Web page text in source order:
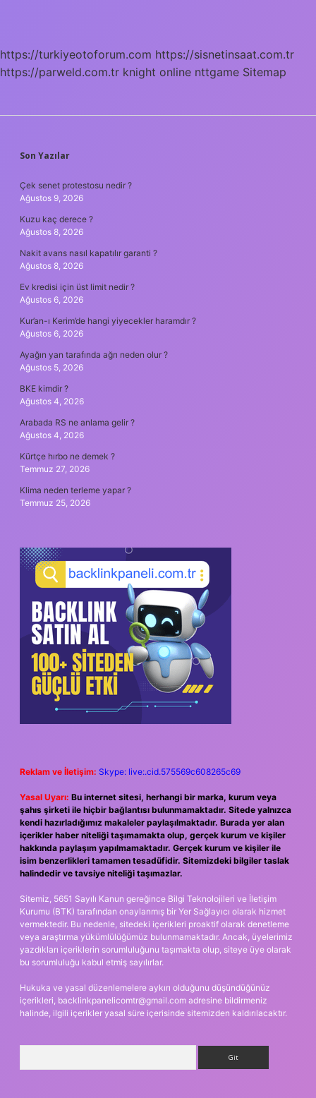
https://turkiyeotoforum.com https://sisnetinsaat.com.tr
https://parweld.com.tr knight online nttgame Sitemap
SIDEBAR
Son Yazılar
Çek senet protestosu nedir ?
Ağustos 9, 2026
Kuzu kaç derece ?
Ağustos 8, 2026
Nakit avans nasıl kapatılır garanti ?
Ağustos 8, 2026
Ev kredisi için üst limit nedir ?
Ağustos 6, 2026
Kur’an-ı Kerim’de hangi yiyecekler haramdır ?
Ağustos 6, 2026
Ayağın yan tarafında ağrı neden olur ?
Ağustos 5, 2026
BKE kimdir ?
Ağustos 4, 2026
Arabada RS ne anlama gelir ?
Ağustos 4, 2026
Kürtçe hırbo ne demek ?
Temmuz 27, 2026
Klima neden terleme yapar ?
Temmuz 25, 2026
Reklam ve İletişim: Skype: live:.cid.575569c608265c69
Yasal Uyarı: Bu internet sitesi, herhangi bir marka, kurum veya
şahıs şirketi ile hiçbir bağlantısı bulunmamaktadır. Sitede yalnızca
kendi hazırladığımız makaleler paylaşılmaktadır. Burada yer alan
içerikler haber niteliği taşımamakta olup, gerçek kurum ve kişiler
hakkında paylaşım yapılmamaktadır. Gerçek kurum ve kişiler ile
isim benzerlikleri tamamen tesadüfidir. Sitemizdeki bilgiler taslak
halindedir ve tavsiye niteliği taşımazlar.
Sitemiz, 5651 Sayılı Kanun gereğince Bilgi Teknolojileri ve İletişim
Kurumu (BTK) tarafından onaylanmış bir Yer Sağlayıcı olarak hizmet
vermektedir. Bu nedenle, sitedeki içerikleri proaktif olarak denetleme
veya araştırma yükümlülüğümüz bulunmamaktadır. Ancak, üyelerimiz
yazdıkları içeriklerin sorumluluğunu taşımakta olup, siteye üye olarak
bu sorumluluğu kabul etmiş sayılırlar.
Hukuka ve yasal düzenlemelere aykırı olduğunu düşündüğünüz
içerikleri, backlinkpanelicomtr@gmail.com adresine bildirmeniz
halinde, ilgili içerikler yasal süre içerisinde sitemizden kaldırılacaktır.